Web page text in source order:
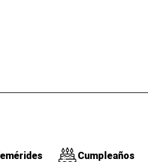
Cumpleaños